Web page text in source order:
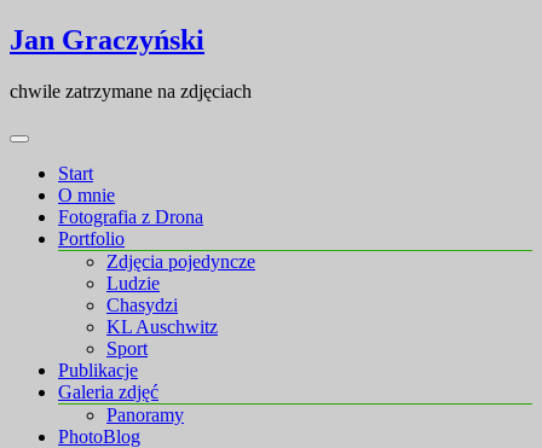
Skip
to
Skip
to
Jan Graczyński
chwile zatrzymane na zdjęciach
Start
O mnie
Fotografia z Drona
Portfolio
Zdjęcia pojedyncze
Ludzie
Chasydzi
KL Auschwitz
Sport
Publikacje
Galeria zdjęć
Panoramy
PhotoBlog